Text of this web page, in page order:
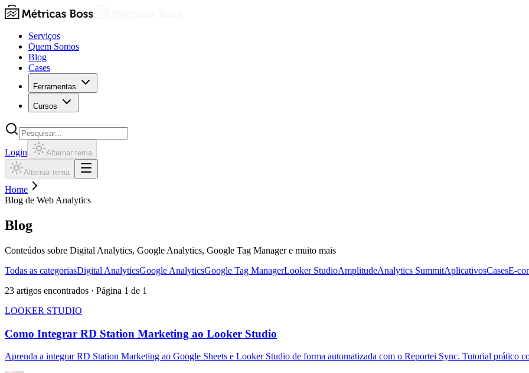
Serviços
Quem Somos
Blog
Cases
Ferramentas
Cursos
Login Alternar tema
Alternar tema
Home
Blog de Web Analytics
Blog
Conteúdos sobre Digital Analytics, Google Analytics, Google Tag Manager e muito mais
Todas as categoriasDigital AnalyticsGoogle AnalyticsGoogle Tag ManagerLooker StudioAmplitudeAnalytics SummitAplicativosCasesE-
23 artigos encontrados · Página 1 de 1
LOOKER STUDIO
Como Integrar RD Station Marketing ao Looker Studio
Aprenda a integrar RD Station Marketing ao Google Sheets e Looker Studio de forma automatizada com o Reportei Sync. Tutorial prático